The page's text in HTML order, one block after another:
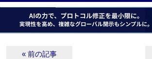
« 前の記事